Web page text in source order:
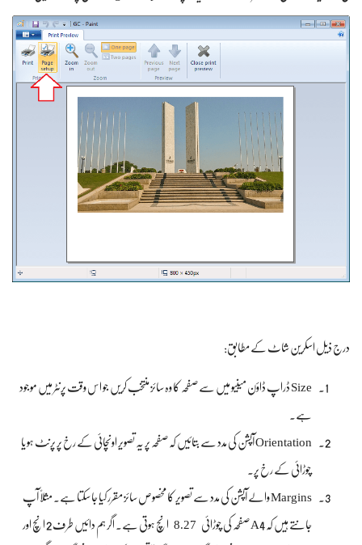
درج ذیل اسکرین شاٹ کے مطابق:
Size ڈراپ ڈاؤن مینیو میں سے صفحہ کا وہ سائز منتخب کریں جو اس وقت پرنٹر میں موجود
ہے۔
Orientation آپشن کی مدد سے بتائیں کہ صفحہ پر یہ تصویر اونچائی کے رخ پر پرنٹ ہو یا
چوڑائی کے رخ پر۔
Margins والے آپشن کی مدد سے تصویر کا مخصوص سائز مقرر کیا جا سکتا ہے۔ مثلاً‌ آپ
جانتے ہیں کہ A4 صفحہ کی چوڑائی 8.27 انچ ہوتی ہے۔ اگر ہم دائیں طرف 2 انچ اور